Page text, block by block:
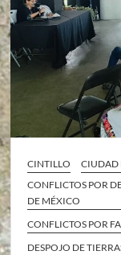
CINTILLO
CIUDAD
CONFLICTOS POR
DE MÉXICO
CONFLICTOS POR
DESPOJO DE